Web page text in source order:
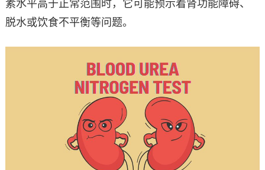
素水平高于正常范围时，它可能预示着肾功能障碍、
脱水或饮食不平衡等问题。